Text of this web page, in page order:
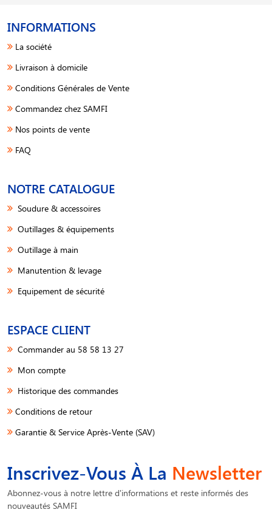
INFORMATIONS
La société
Livraison à domicile
Conditions Générales de Vente
Commandez chez SAMFI
Nos points de vente
FAQ
NOTRE CATALOGUE
Soudure & accessoires
Outillages & équipements
Outillage à main
Manutention & levage
Equipement de sécurité
ESPACE CLIENT
Commander au 58 58 13 27
Mon compte
Historique des commandes
Conditions de retour
Garantie & Service Après-Vente (SAV)
Inscrivez-Vous À La Newsletter
Abonnez-vous à notre lettre d'informations et reste informés des
nouveautés SAMFI